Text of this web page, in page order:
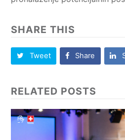
SHARE THIS
Tweet Share
RELATED POSTS